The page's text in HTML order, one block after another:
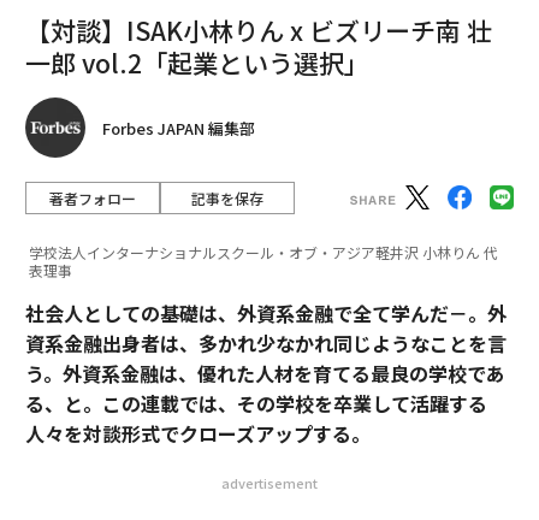
【対談】ISAK小林りん x ビズリーチ南 壮
一郎 vol.2「起業という選択」
Forbes JAPAN 編集部
著者フォロー 記事を保存
学校法人インターナショナルスクール・オブ・アジア軽井沢 小林りん 代
表理事
社会人としての基礎は、外資系金融で全て学んだ－。外
資系金融出身者は、多かれ少なかれ同じようなことを言
う。外資系金融は、優れた人材を育てる最良の学校であ
る、と。この連載では、その学校を卒業して活躍する
人々を対談形式でクローズアップする。
advertisement